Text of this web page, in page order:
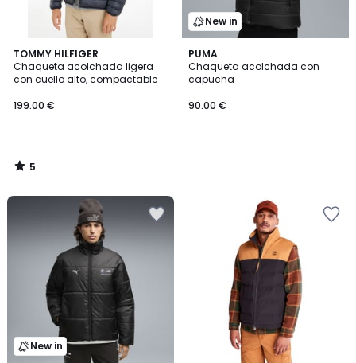
TOMMY HILFIGER
Chaqueta acolchada ligera
con cuello alto, compactable
199.00 €
5
/
5
5
/
New in
PUMA
Chaqueta acolchada con
capucha
90.00 €
New in